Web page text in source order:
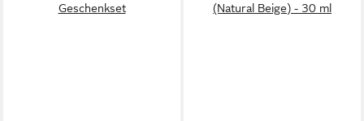
Geschenkset
(Natural Beige) - 30 ml